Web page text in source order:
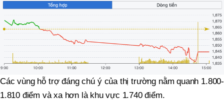
Các vùng hỗ trợ đáng chú ý của thị trường nằm quanh 1.800-
1.810 điểm và xa hơn là khu vực 1.740 điểm.